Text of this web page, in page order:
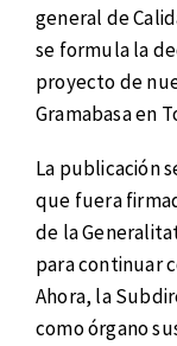
general de
se formula la
proyecto de
Gramabasa en
La publicación
que fuera
de la
para continuar
Ahora, la
como órgano